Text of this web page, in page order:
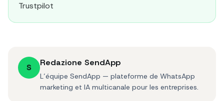
Trustpilot
S Redazione SendApp
L’équipe SendApp — plateforme de WhatsApp
marketing et IA multicanale pour les entreprises.